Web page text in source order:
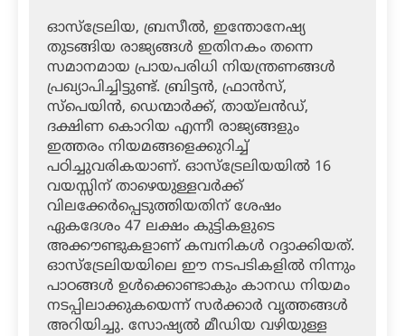
ഓസ്‌ട്രേലിയ, ബ്രസീൽ, ഇന്തോനേഷ്യ
തുടങ്ങിയ രാജ്യങ്ങൾ ഇതിനകം തന്നെ
സമാനമായ പ്രായപരിധി നിയന്ത്രണങ്ങൾ
പ്രഖ്യാപിച്ചിട്ടുണ്ട്. ബ്രിട്ടൻ, ഫ്രാൻസ്,
സ്പെയിൻ, ഡെന്മാർക്ക്, തായ്‌ലൻഡ്,
ദക്ഷിണ കൊറിയ എന്നീ രാജ്യങ്ങളും
ഇത്തരം നിയമങ്ങളെക്കുറിച്ച്
പഠിച്ചുവരികയാണ്. ഓസ്‌ട്രേലിയയിൽ 16
വയസ്സിന് താഴെയുള്ളവർക്ക്
വിലക്കേർപ്പെടുത്തിയതിന് ശേഷം
ഏകദേശം 47 ലക്ഷം കുട്ടികളുടെ
അക്കൗണ്ടുകളാണ് കമ്പനികൾ റദ്ദാക്കിയത്.
ഓസ്‌ട്രേലിയയിലെ ഈ നടപടികളിൽ നിന്നും
പാഠങ്ങൾ ഉൾക്കൊണ്ടാകും കാനഡ നിയമം
നടപ്പിലാക്കുകയെന്ന് സർക്കാർ വൃത്തങ്ങൾ
അറിയിച്ചു. സോഷ്യൽ മീഡിയ വഴിയുള്ള